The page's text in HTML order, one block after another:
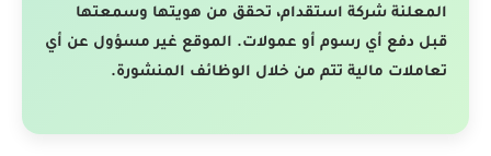
المعلنة شركة استقدام، تحقق من هويتها وسمعتها
قبل دفع أي رسوم أو عمولات. الموقع غير مسؤول عن أي
تعاملات مالية تتم من خلال الوظائف المنشورة.